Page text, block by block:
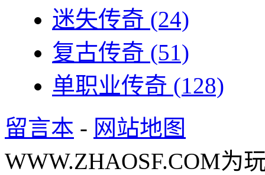
迷失传奇 (24)
复古传奇 (51)
单职业传奇 (128)
留言本 - 网站地图
WWW.ZHAOSF.COM为